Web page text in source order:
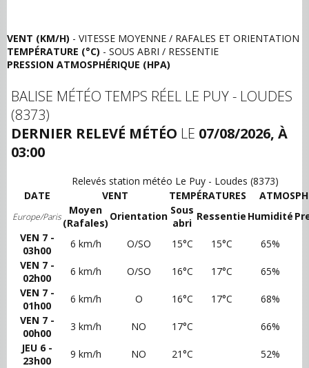
VENT (KM/H) - VITESSE MOYENNE / RAFALES ET ORIENTATION
TEMPÉRATURE (°C) - SOUS ABRI / RESSENTIE
PRESSION ATMOSPHÉRIQUE (HPA)
BALISE MÉTÉO TEMPS RÉEL LE PUY - LOUDES
(8373)
DERNIER RELEVÉ MÉTÉO LE 07/08/2026, À
03:00
Relevés station météo Le Puy - Loudes (8373)
DATE
VENT TEMPÉRATURES
Europe/Paris
Moyen
(Rafales)
Orientation Sous
abri
Ressentie Humidité
VEN 7 -
03h00
6 km/h O/SO 15°C 15°C
65%
VEN 7 -
02h00
6 km/h O/SO 16°C 17°C
65%
VEN 7 -
01h00
6 km/h O 16°C 17°C
68%
VEN 7 -
00h00
3 km/h NO 17°C
66%
JEU 6 -
23h00
9 km/h NO 21°C
52%